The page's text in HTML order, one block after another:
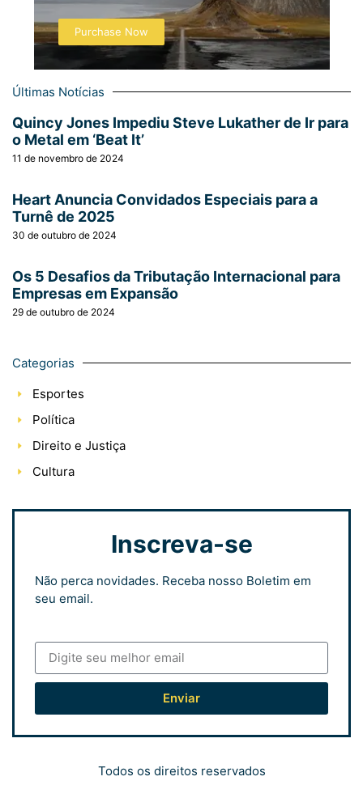
Purchase Now
Últimas Notícias
Quincy Jones Impediu Steve Lukather de Ir para
o Metal em ‘Beat It’
11 de novembro de 2024
Heart Anuncia Convidados Especiais para a
Turnê de 2025
30 de outubro de 2024
Os 5 Desafios da Tributação Internacional para
Empresas em Expansão
29 de outubro de 2024
Categorias
Esportes
Política
Direito e Justiça
Cultura
Inscreva-se
Não perca novidades. Receba nosso Boletim em
seu email.
Enviar
Todos os direitos reservados